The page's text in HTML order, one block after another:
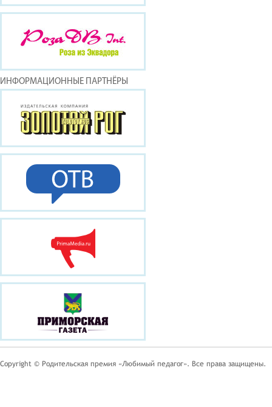
ИНФОРМАЦИОННЫЕ ПАРТНЁРЫ
Copyright © Родительская премия «Любимый педагог». Все права защищены.